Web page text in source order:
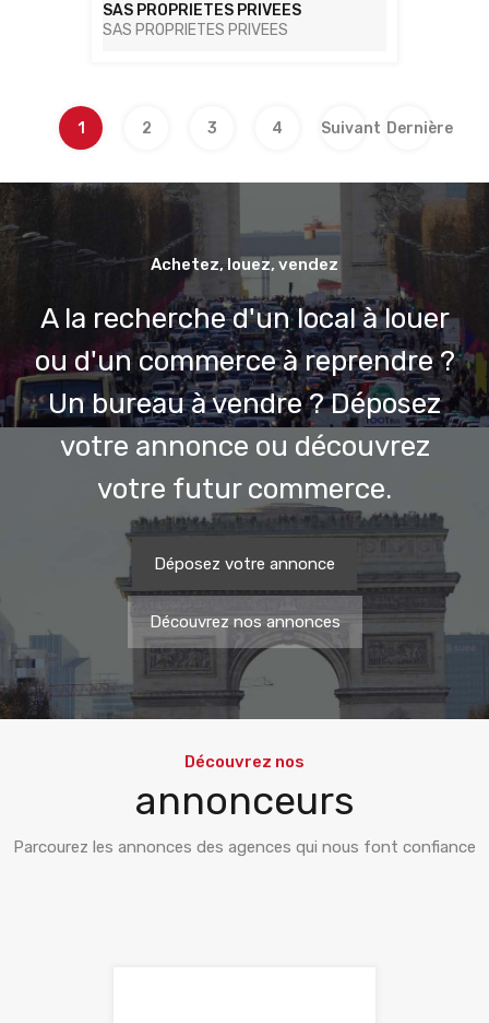
SAS PROPRIETES PRIVEES
SAS PROPRIETES PRIVEES
1 2 3 4 Suivant Dernière
Achetez, louez, vendez
A la recherche d'un local à louer
ou d'un commerce à reprendre ?
Un bureau à vendre ? Déposez
votre annonce ou découvrez
votre futur commerce.
Déposez votre annonce
Découvrez nos annonces
Découvrez nos
annonceurs
Parcourez les annonces des agences qui nous font confiance